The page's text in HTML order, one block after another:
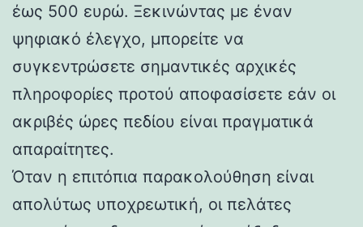
έως 500 ευρώ. Ξεκινώντας με έναν
ψηφιακό έλεγχο, μπορείτε να
συγκεντρώσετε σημαντικές αρχικές
πληροφορίες προτού αποφασίσετε εάν οι
ακριβές ώρες πεδίου είναι πραγματικά
απαραίτητες.
Όταν η επιτόπια παρακολούθηση είναι
απολύτως υποχρεωτική, οι πελάτες